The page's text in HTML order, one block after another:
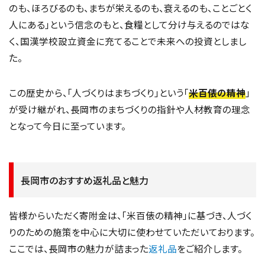
のも、ほろびるのも、まちが栄えるのも、衰えるのも、ことごとく
人にある」という信念のもと、食糧として分け与えるのではな
く、国漢学校設立資金に充てることで未来への投資としまし
た。
この歴史から、「人づくりはまちづくり」という「米百俵の精神」
が受け継がれ、長岡市のまちづくりの指針や人材教育の理念
となって今日に至っています。
長岡市のおすすめ返礼品と魅力
皆様からいただく寄附金は、「米百俵の精神」に基づき、人づく
りのための施策を中心に大切に使わせていただいております。
ここでは、長岡市の魅力が詰まった返礼品をご紹介します。